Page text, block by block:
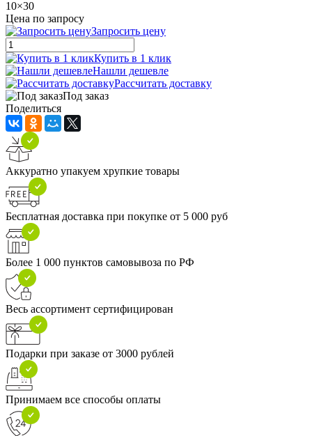
10×30
Цена по запросу
Запросить цену
Купить в 1 клик
Нашли дешевле
Рассчитать доставку
Под заказ
Поделиться
Аккуратно упакуем хрупкие товары
Бесплатная доставка при покупке от 5 000 руб
Более 1 000 пунктов самовывоза по РФ
Весь ассортимент сертифицирован
Подарки при заказе от 3000 рублей
Принимаем все способы оплаты